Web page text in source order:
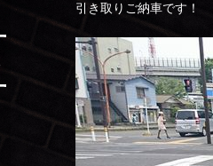
引き取りご納車です！